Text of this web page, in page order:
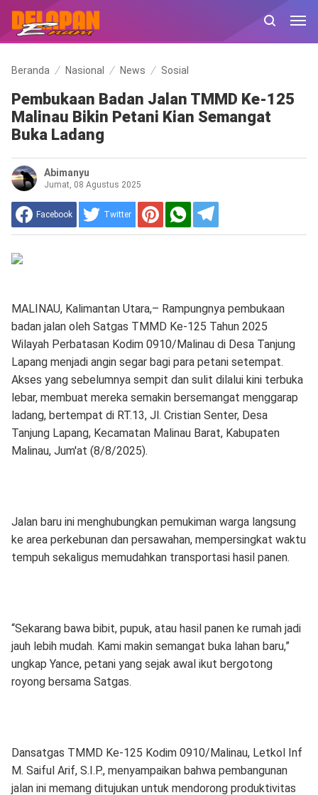
Beranda Nasional News Sosial
Pembukaan Badan Jalan TMMD Ke-125
Malinau Bikin Petani Kian Semangat
Buka Ladang
Abimanyu
Jumat, 08 Agustus 2025
Facebook Twitter
MALINAU, Kalimantan Utara,– Rampungnya pembukaan
badan jalan oleh Satgas TMMD Ke-125 Tahun 2025
Wilayah Perbatasan Kodim 0910/Malinau di Desa Tanjung
Lapang menjadi angin segar bagi para petani setempat.
Akses yang sebelumnya sempit dan sulit dilalui kini terbuka
lebar, membuat mereka semakin bersemangat menggarap
ladang, bertempat di RT.13, Jl. Cristian Senter, Desa
Tanjung Lapang, Kecamatan Malinau Barat, Kabupaten
Malinau, Jum'at (8/8/2025).
Jalan baru ini menghubungkan pemukiman warga langsung
ke area perkebunan dan persawahan, mempersingkat waktu
tempuh sekaligus memudahkan transportasi hasil panen.
“Sekarang bawa bibit, pupuk, atau hasil panen ke rumah jadi
jauh lebih mudah. Kami makin semangat buka lahan baru,”
ungkap Yance, petani yang sejak awal ikut bergotong
royong bersama Satgas.
Dansatgas TMMD Ke-125 Kodim 0910/Malinau, Letkol Inf
M. Saiful Arif, S.I.P., menyampaikan bahwa pembangunan
jalan ini memang ditujukan untuk mendorong produktivitas